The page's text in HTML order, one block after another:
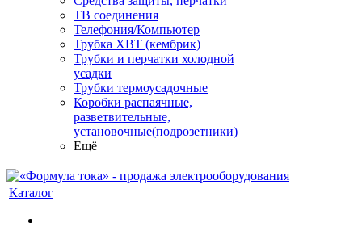
ТВ соединения
Телефония/Компьютер
Трубка ХВТ (кембрик)
Трубки и перчатки холодной
усадки
Трубки термоусадочные
Коробки распаячные,
разветвительные,
установочные(подрозетники)
Ещё
Каталог